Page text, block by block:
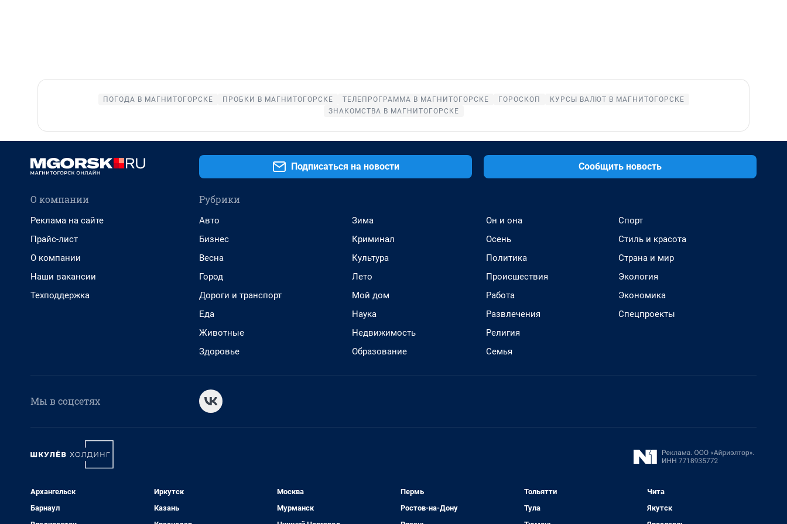
ПОГОДА В МАГНИТОГОРСКЕ ПРОБКИ В МАГНИТОГОРСКЕ ТЕЛЕПРОГРАММА В МАГНИТОГОРСКЕ ГОРОСКОП
КУРСЫ ВАЛЮТ В МАГНИТОГОРСКЕ
ЗНАКОМСТВА В МАГНИТОГОРСКЕ
Подписаться на новости Сообщить новость
О компании
Реклама на сайте
Прайс-лист
О компании
Наши вакансии
Техподдержка
Рубрики
Авто
Бизнес
Весна
Город
Дороги и транспорт
Еда
Животные
Здоровье
Зима
Криминал
Культура
Лето
Мой дом
Наука
Недвижимость
Образование
Он и она
Осень
Политика
Происшествия
Работа
Развлечения
Религия
Семья
Спорт
Стиль и красота
Страна и мир
Экология
Экономика
Спецпроекты
Мы в соцсетях
Архангельск
Барнаул
Иркутск
Казань
Москва
Мурманск
Пермь
Ростов-на-Дону
Тольятти
Тула
Чита
Якутск